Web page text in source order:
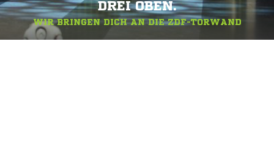
DREI OBEN.
WIR BRINGEN DICH AN DIE ZDF-TORWAND